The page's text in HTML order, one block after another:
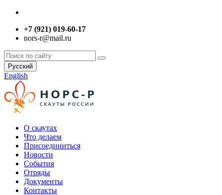
+7 (921) 019-60-17
nors-r@mail.ru
Русский
English
О скаутах
Что делаем
Присоединиться
Новости
События
Отряды
Документы
Контакты